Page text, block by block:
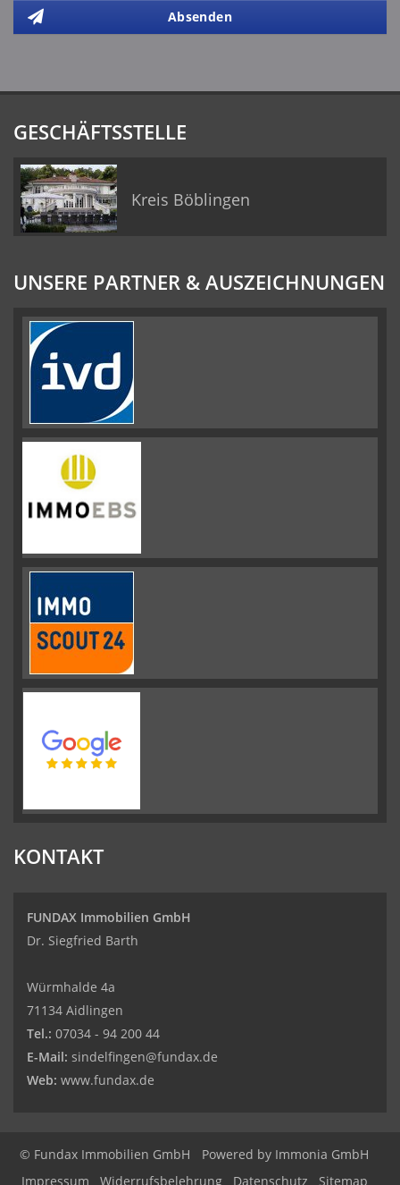
Absenden
GESCHÄFTSSTELLE
Kreis Böblingen
UNSERE PARTNER & AUSZEICHNUNGEN
KONTAKT
FUNDAX Immobilien GmbH
Dr. Siegfried Barth
Würmhalde 4a
71134 Aidlingen
Tel.: 07034 - 94 200 44
E-Mail: sindelfingen@fundax.de
Web: www.fundax.de
© Fundax Immobilien GmbH Powered by Immonia GmbH
Impressum
Widerrufsbelehrung Datenschutz Sitemap